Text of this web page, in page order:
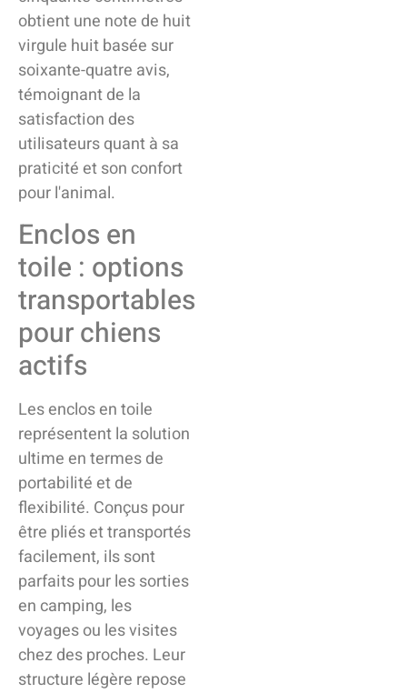
obtient une note de huit
virgule huit basée sur
soixante-quatre avis,
témoignant de la
satisfaction des
utilisateurs quant à sa
praticité et son confort
pour l'animal.
Enclos en
toile : options
transportables
pour chiens
actifs
Les enclos en toile
représentent la solution
ultime en termes de
portabilité et de
flexibilité. Conçus pour
être pliés et transportés
facilement, ils sont
parfaits pour les sorties
en camping, les
voyages ou les visites
chez des proches. Leur
structure légère repose